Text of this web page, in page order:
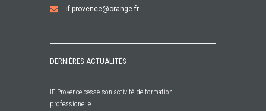
if.provence@orange.fr
DERNIÈRES ACTUALITÉS
IF Provence cesse son activité de formation
professionelle